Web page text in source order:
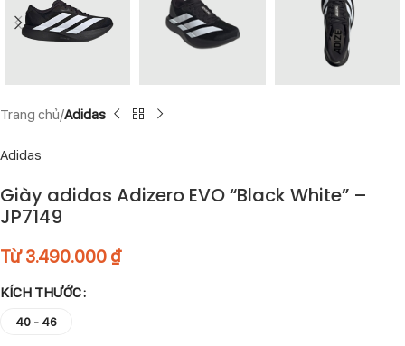
Trang chủ Adidas
Adidas
Giày adidas Adizero EVO “Black White” –
JP7149
Từ3.490.000 ₫
KÍCH THƯỚC
40 - 46